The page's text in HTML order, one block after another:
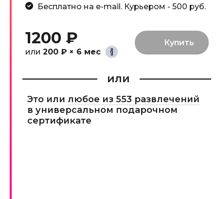
Бесплатно на e-mail. Курьером - 500 руб.
1200 ₽
или 200 ₽ × 6 мес
или
Это или любое из 553 развлечений
в универсальном подарочном
сертификате